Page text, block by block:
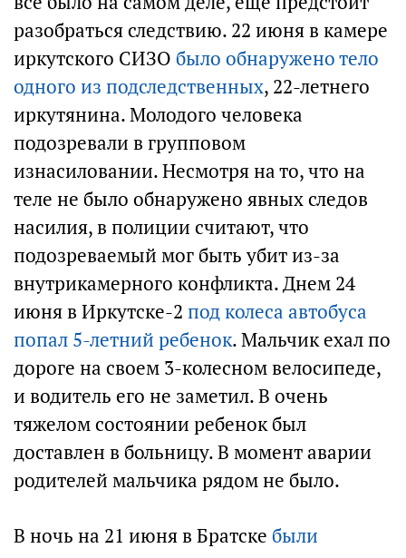
разобраться следствию. 22 июня в камере
иркутского СИЗО было обнаружено тело
одного из подследственных, 22-летнего
иркутянина. Молодого человека
подозревали в групповом
изнасиловании. Несмотря на то, что на
теле не было обнаружено явных следов
насилия, в полиции считают, что
подозреваемый мог быть убит из-за
внутрикамерного конфликта. Днем 24
июня в Иркутске-2 под колеса автобуса
попал 5-летний ребенок. Мальчик ехал по
дороге на своем 3-колесном велосипеде,
и водитель его не заметил. В очень
тяжелом состоянии ребенок был
доставлен в больницу. В момент аварии
родителей мальчика рядом не было.
В ночь на 21 июня в Братске были